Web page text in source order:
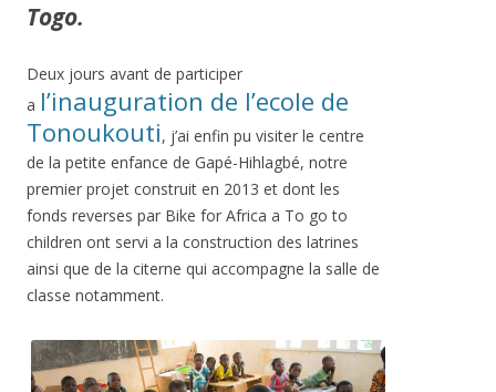
Togo.
Deux jours avant de participer
a l’inauguration de l’ecole de
Tonoukouti, j’ai enfin pu visiter le centre
de la petite enfance de Gapé-Hihlagbé, notre
premier projet construit en 2013 et dont les
fonds reverses par Bike for Africa a To go to
children ont servi a la construction des latrines
ainsi que de la citerne qui accompagne la salle de
classe notamment.